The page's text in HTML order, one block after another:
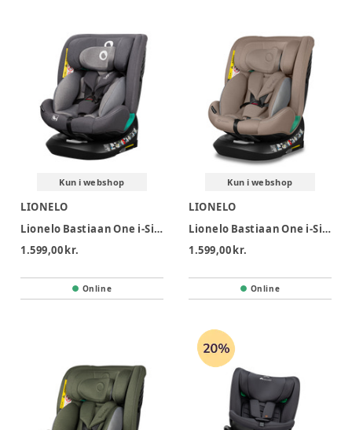
Kun i webshop
LIONELO
Lionelo Bastiaan One i-Size Autostol - Grey Stone
1.599,00 kr.
Online
Kun i webshop
LIONELO
Lionelo Bastiaan One i-Size Autostol - Beige Sand
1.599,00 kr.
Online